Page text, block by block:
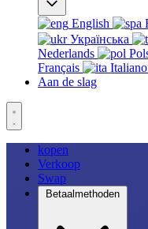
English
Українська
Nederlands
Français
Italiano
Aan de slag
kopen
Verkoop
Swap
Betaalmethoden